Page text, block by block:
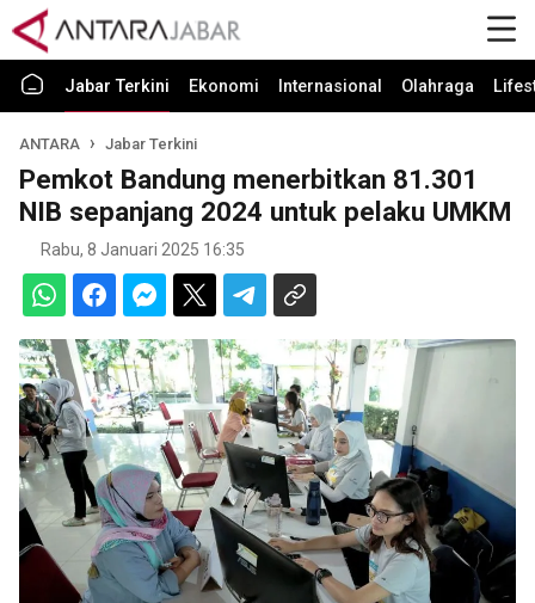
Jabar Terkini Ekonomi Internasional Olahraga
ANTARA Jabar Terkini
Pemkot Bandung menerbitkan 81.301
NIB sepanjang 2024 untuk pelaku UMKM
Rabu, 8 Januari 2025 16:35